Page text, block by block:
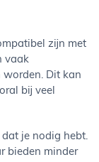
zijn met
vaak
worden. Dit kan
bij veel
dat je nodig hebt.
bieden minder